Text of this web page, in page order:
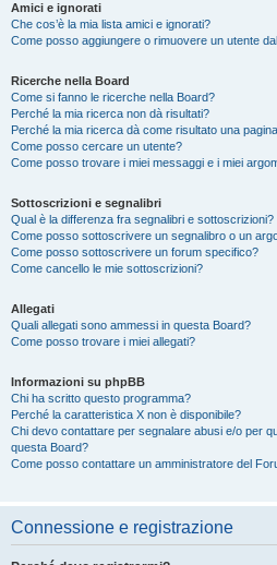
Amici e ignorati
Che cos’è la mia lista amici e ignorati?
Come posso aggiungere o rimuovere un utente
Ricerche nella Board
Come si fanno le ricerche nella Board?
Perché la mia ricerca non dà risultati?
Perché la mia ricerca dà come risultato una
Come posso cercare un utente?
Come posso trovare i miei messaggi e i miei
Sottoscrizioni e segnalibri
Qual è la differenza fra segnalibri e sottoscrizioni?
Come posso sottoscrivere un segnalibro o un
Come posso sottoscrivere un forum specifico?
Come cancello le mie sottoscrizioni?
Allegati
Quali allegati sono ammessi in questa Board?
Come posso trovare i miei allegati?
Informazioni su phpBB
Chi ha scritto questo programma?
Perché la caratteristica X non è disponibile?
Chi devo contattare per segnalare abusi e/o per
questa Board?
Come posso contattare un amministratore del
Connessione e registrazione